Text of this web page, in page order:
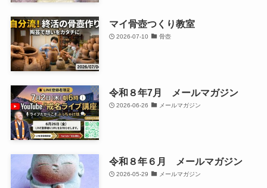
マイ骨壺つくり教室
2026-07-10 骨壺
令和８年7月 メールマガジン
2026-06-26 メールマガジン
令和８年６月 メールマガジン
2026-05-29 メールマガジン